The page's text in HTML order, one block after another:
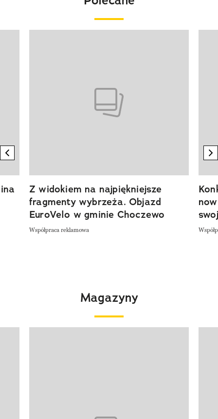
previous element
Z widokiem na najpiękniejsze
fragmenty wybrzeża. Objazd
EuroVelo w gminie Choczewo
Współpraca reklamowa
Magazyny